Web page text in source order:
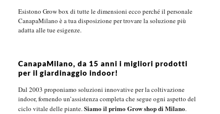
Esistono Grow box di tutte le dimensioni ecco perché il personale
CanapaMilano è a tua disposizione per trovare la soluzione più
adatta alle tue esigenze.
CanapaMilano, da 15 anni i migliori prodotti
per il giardinaggio indoor!
Dal 2003 proponiamo soluzioni innovative per la coltivazione
indoor, fornendo un’assistenza completa che segue ogni aspetto del
ciclo vitale delle piante.Siamo il primo Grow shop di Milano.